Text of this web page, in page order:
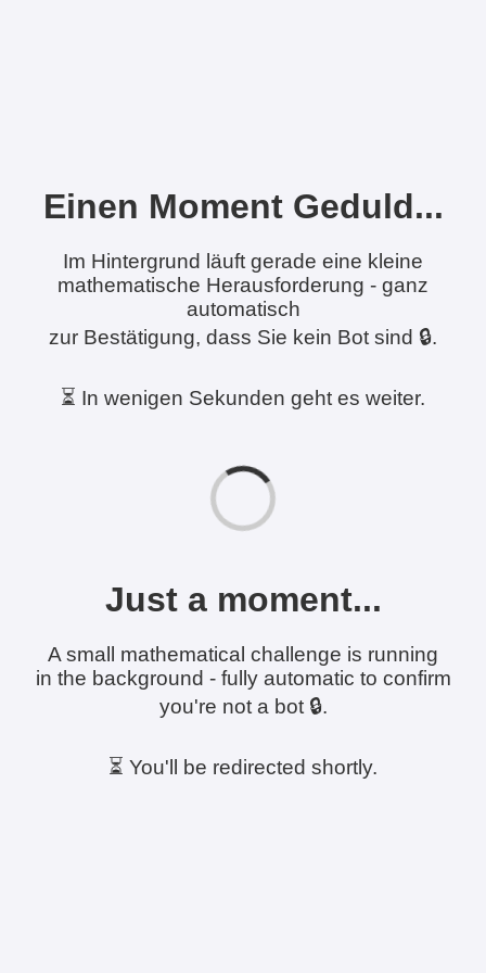
Einen Moment Geduld...
Im Hintergrund läuft gerade eine kleine
mathematische Herausforderung - ganz
automatisch
zur Bestätigung, dass Sie kein Bot sind 🔒.
⏳ In wenigen Sekunden geht es weiter.
Just a moment...
A small mathematical challenge is running
in the background - fully automatic to confirm
you're not a bot 🔒.
⏳ You'll be redirected shortly.